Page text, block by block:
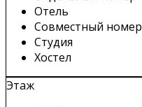
Отель
Совместный номер
Студия
Хостел
Этаж